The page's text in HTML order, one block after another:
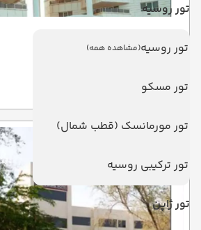
تور روسیه
تور روسیه(مشاهده همه)
تور مسکو
تور مورمانسک (قطب شمال)
تور ترکیبی روسیه
تور ژاپن
کیش